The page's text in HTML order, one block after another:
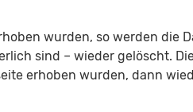
wurden, so werden die
sind – wieder gelöscht.
erhoben wurden, dann